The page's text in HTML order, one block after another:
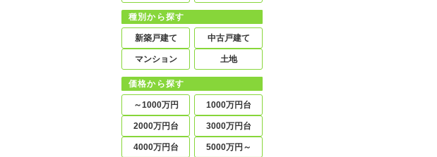
種別から探す
新築戸建て 中古戸建て
マンション 土地
価格から探す
～1000万円 1000万円台
2000万円台 3000万円台
4000万円台 5000万円～